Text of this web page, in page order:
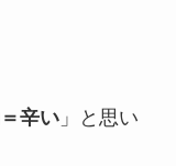
辛い」と思い